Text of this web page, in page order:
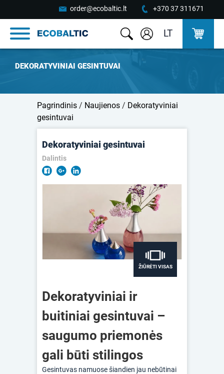
order@ecobaltic.lt +370 37 311671
LT
DEKORATYVINIAI GESINTUVAI
Pagrindinis / Naujienos / Dekoratyviniai
gesintuvai
Dekoratyviniai gesintuvai
Dalintis
ŽIŪRĖTI VISAS
Dekoratyviniai ir
buitiniai gesintuvai –
saugumo priemonės
gali būti stilingos
Gesintuvas namuose šiandien jau nebūtinai